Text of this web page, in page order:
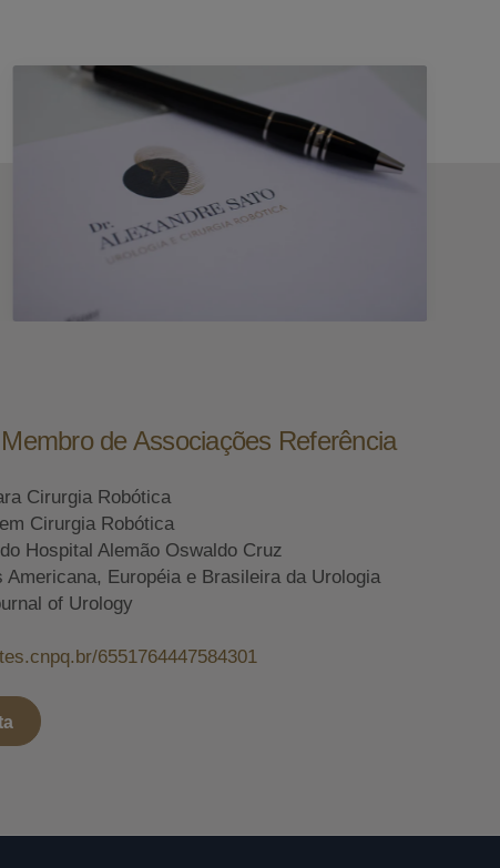
de Associações Referência
Cirurgia Robótica
Cirurgia Robótica
Hospital Alemão Oswaldo Cruz
Americana, Européia e Brasileira da Urologia
of Urology
6551764447584301